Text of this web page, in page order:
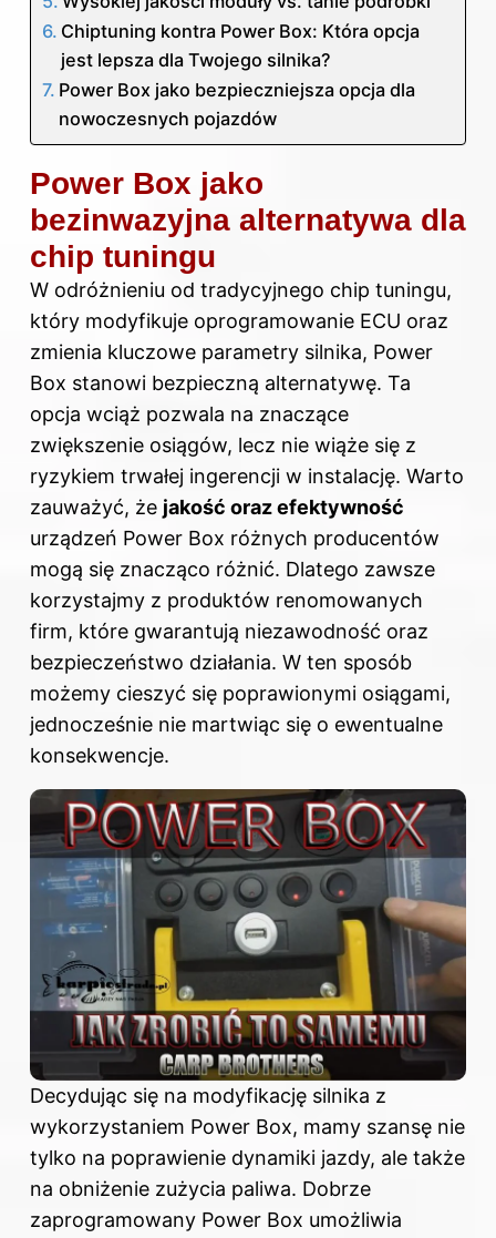
Chiptuning kontra Power Box: Która opcja
jest lepsza dla Twojego silnika?
Power Box jako bezpieczniejsza opcja dla
nowoczesnych pojazdów
Power Box jako
bezinwazyjna alternatywa dla
chip tuningu
W odróżnieniu od tradycyjnego chip tuningu,
który modyfikuje oprogramowanie ECU oraz
zmienia kluczowe parametry silnika, Power
Box stanowi bezpieczną alternatywę. Ta
opcja wciąż pozwala na znaczące
zwiększenie osiągów, lecz nie wiąże się z
ryzykiem trwałej ingerencji w instalację. Warto
zauważyć, że jakość oraz efektywność
urządzeń Power Box różnych producentów
mogą się znacząco różnić. Dlatego zawsze
korzystajmy z produktów renomowanych
firm, które gwarantują niezawodność oraz
bezpieczeństwo działania. W ten sposób
możemy cieszyć się poprawionymi osiągami,
jednocześnie nie martwiąc się o ewentualne
konsekwencje.
Decydując się na modyfikację silnika z
wykorzystaniem Power Box, mamy szansę nie
tylko na poprawienie dynamiki jazdy, ale także
na obniżenie zużycia paliwa. Dobrze
zaprogramowany Power Box umożliwia